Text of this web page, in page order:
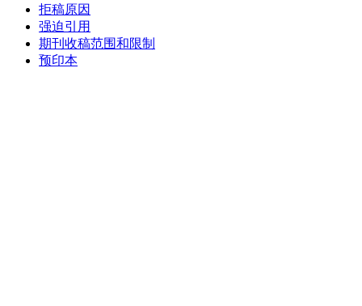
拒稿原因
强迫引用
期刊收稿范围和限制
预印本